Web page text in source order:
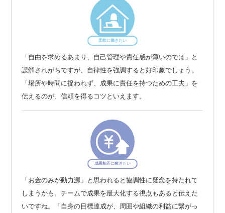
方である「バイブネイティブ組織」へと刷新していこうと計
【AI駆動開発を本格化】
AIにプロンプトを投げて、次々に実装を進めていく開発スタ
イルを実践するために、6月には「プルリクマラソン1000」と
いう企画を立ち上げました。
これは、CTOが1人で1ヶ月間にプルリクエストを1000件出す
という試みです。
通常、Web開発チームの1ヶ月の総プルリク数は200〜300件程
度なので、その5倍くらいの量を1人でこなすという非常にチ
ャレンジングな取り組みになります。
柔軟に働きたい
「自由を求めるあまり、自己管理や責任感が薄いのでは」と
誤解されがちですが、自律性を強調すると好印象でしょう。
「場所や時間に捉われず、成果に責任を持つための工夫」を
伝えるのが、信頼を得るコツといえます。
成果相応に稼ぎたい
「お金のみが動力源」と思われると協調性に疑念を持たれて
しまうかも。チームで成果を最大化する視点もあると伝えた
いですね。「自身の目標達成が、周囲や組織の利益に繋がっ